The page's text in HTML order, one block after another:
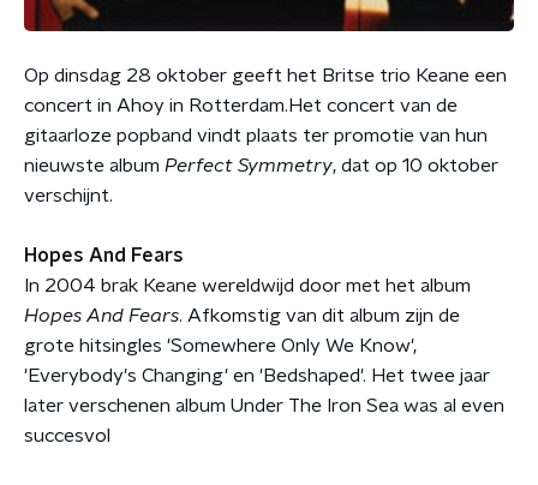
Op dinsdag 28 oktober geeft het Britse trio Keane een
concert in Ahoy in Rotterdam.Het concert van de
gitaarloze popband vindt plaats ter promotie van hun
nieuwste album Perfect Symmetry, dat op 10 oktober
verschijnt.
Hopes And Fears
In 2004 brak Keane wereldwijd door met het album
Hopes And Fears. Afkomstig van dit album zijn de
grote hitsingles 'Somewhere Only We Know',
'Everybody's Changing' en 'Bedshaped'. Het twee jaar
later verschenen album Under The Iron Sea was al even
succesvol